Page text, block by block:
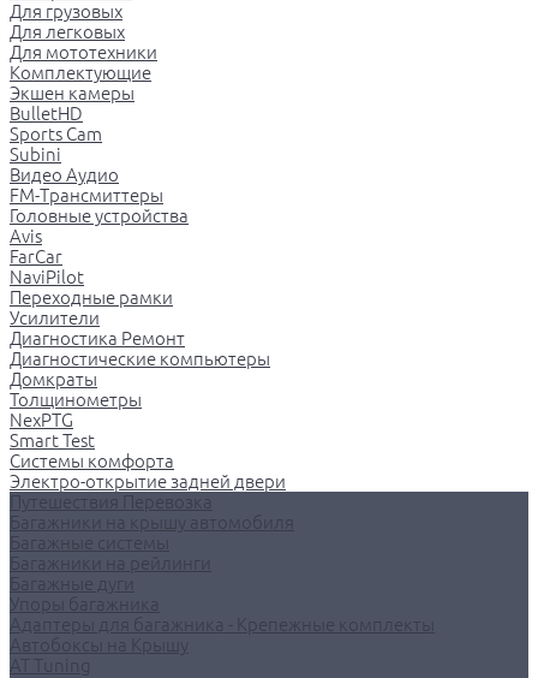
Для грузовых
Для легковых
Для мототехники
Комплектующие
Экшен камеры
BulletHD
Sports Cam
Subini
Видео Аудио
FM-Трансмиттеры
Головные устройства
Avis
FarCar
NaviPilot
Переходные рамки
Усилители
Диагностика Ремонт
Диагностические компьютеры
Домкраты
Толщинометры
NexPTG
Smart Test
Системы комфорта
Электро-открытие задней двери
Путешествия Перевозка
Багажники на крышу автомобиля
Багажные системы
Багажники на рейлинги
Багажные дуги
Упоры багажника
Адаптеры для багажника - Крепежные комплекты
Автобоксы на Крышу
AT Tuning